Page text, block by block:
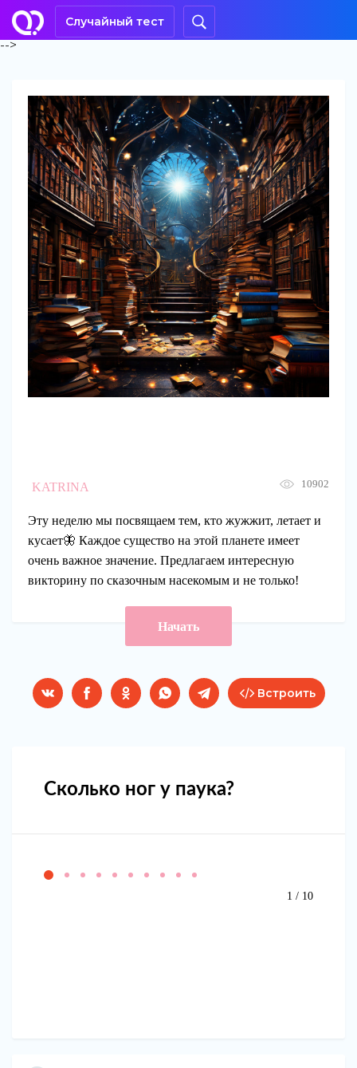
Случайный тест
-->
KATRINA 10902
Эту неделю мы посвящаем тем, кто жужжит, летает и
кусает🦋 Каждое существо на этой планете имеет
очень важное значение. Предлагаем интересную
викторину по сказочным насекомым и не только!
Начать
Встроить
Сколько ног у паука?
1 / 10